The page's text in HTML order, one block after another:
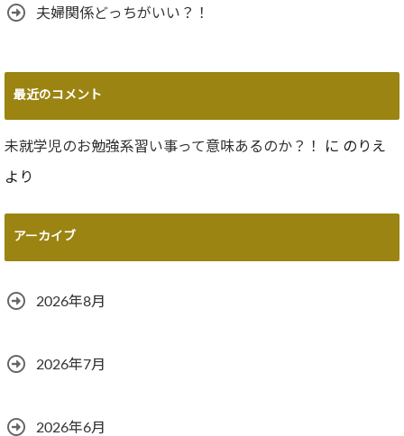
夫婦関係どっちがいい？！
最近のコメント
未就学児のお勉強系習い事って意味あるのか？！ に のりえ
より
アーカイブ
2026年8月
2026年7月
2026年6月